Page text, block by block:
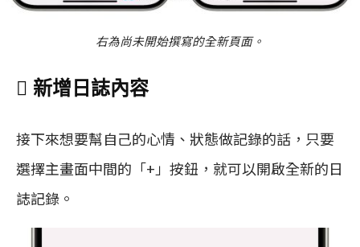
右為尚未開始撰寫的全新頁面。
 新增日誌內容
接下來想要幫自己的心情、狀態做記錄的話，只要
選擇主畫面中間的「+」按鈕，就可以開啟全新的日
誌記錄。